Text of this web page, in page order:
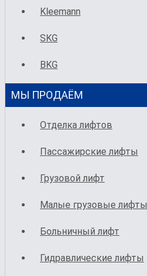
Kleemann
SKG
BKG
МЫ ПРОДАЁМ
Отделка лифтов
Пассажирские лифты
Грузовой лифт
Малые грузовые лифты
Больничный лифт
Гидравлические лифты